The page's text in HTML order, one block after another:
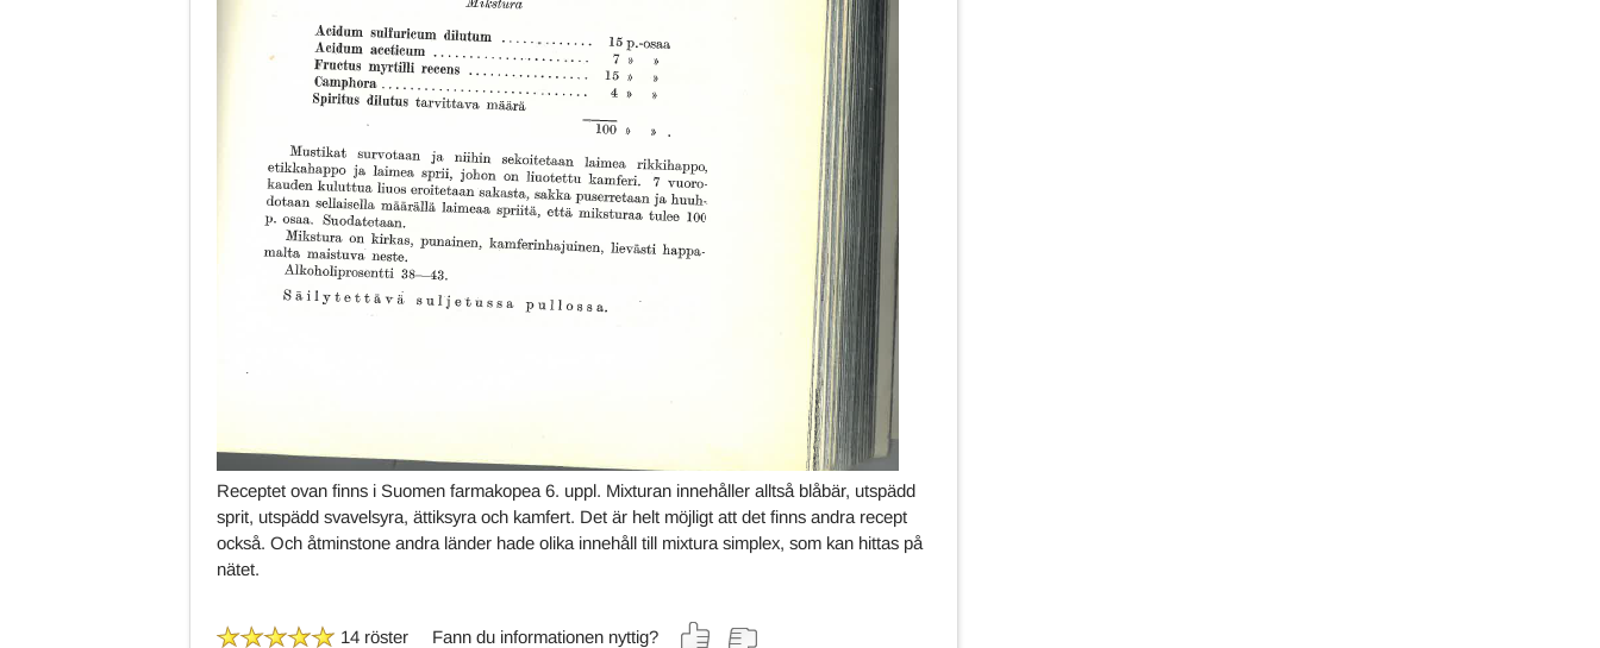
Receptet ovan finns i Suomen farmakopea 6. uppl. Mixturan innehåller alltså blåbär, utspädd
sprit, utspädd svavelsyra, ättiksyra och kamfert. Det är helt möjligt att det finns andra recept
också. Och åtminstone andra länder hade olika innehåll till mixtura simplex, som kan hittas på
nätet.
14 röster Fann du informationen nyttig?